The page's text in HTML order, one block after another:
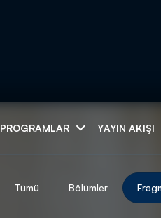
PROGRAMLAR YAYIN AKIŞI
ARAMA
Tümü Bölümler